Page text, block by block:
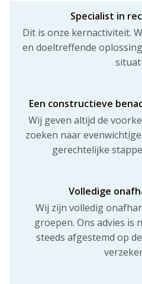
Specialist in
Dit is onze kernactiviteit.
en doeltreffende
Een constructieve
Wij geven altijd de
zoeken naar
gerechtelijke
Volledige
Wij zijn volledig
groepen. Ons advies is
steeds afgestemd op